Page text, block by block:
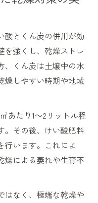
酸とくん炭の併用が効
を強くし、乾燥ストレ
、くん炭は土壌中の水
燥しやすい時期や地域
あたり1～2リットル程
。その後、けい酸肥料
行います。これによ
燥による萎れや生育不
はなく、極端な乾燥や